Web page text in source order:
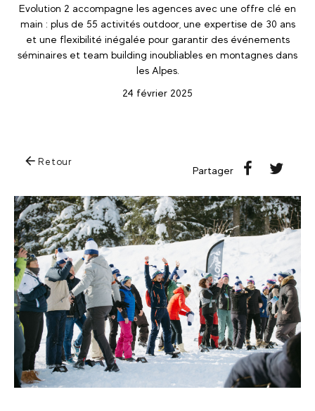
Evolution 2 accompagne les agences avec une offre clé en
main : plus de 55 activités outdoor, une expertise de 30 ans
et une flexibilité inégalée pour garantir des événements
séminaires et team building inoubliables en montagnes dans
les Alpes.
24 février 2025
Retour
Partager